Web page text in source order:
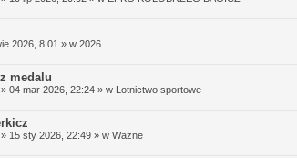
2026, 8:01 » w 2026
medalu
» 04 mar 2026, 22:24 » w Lotnictwo sportowe
» 15 sty 2026, 22:49 » w Ważne